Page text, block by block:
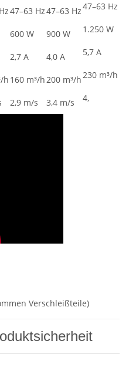
47–63 Hz47–63 Hz47–63 Hz
600 W 900 W 1.250 W
2,7 A 4,0 A 5,7 A
h 160 m³/h200 m³/h230 m³/h
2,9 m/s 3,4 m/s 4,
Verschleißteile)